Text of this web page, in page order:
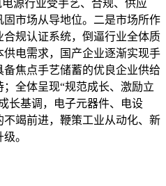
源行业受手艺、合规、供应
市场从导地位。二是市场所作
规认证系统，倒逼行业全体质
电需求，国产企业逐渐实现手
焦点手艺储蓄的优良企业供给
全体呈现“规范成长、激励立
长基调，电子元器件、电设
竭前进，鞭策工业从动化、新
。